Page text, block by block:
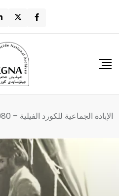
الإبادة الجماعية للکورد الفيلية – 1980